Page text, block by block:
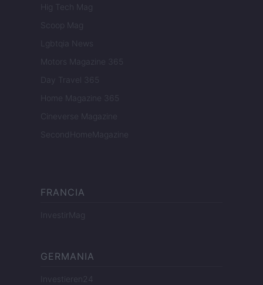
Hig Tech Mag
Scoop Mag
Lgbtqia News
Motors Magazine 365
Day Travel 365
Home Magazine 365
Cineverse Magazine
SecondHomeMagazine
FRANCIA
InvestirMag
GERMANIA
Investieren24